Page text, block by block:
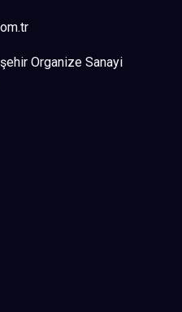
Organize Sanayi